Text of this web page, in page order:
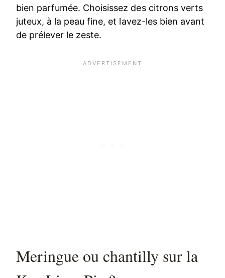
bien parfumée. Choisissez des citrons verts
juteux, à la peau fine, et lavez-les bien avant
de prélever le zeste.
Meringue ou chantilly sur la